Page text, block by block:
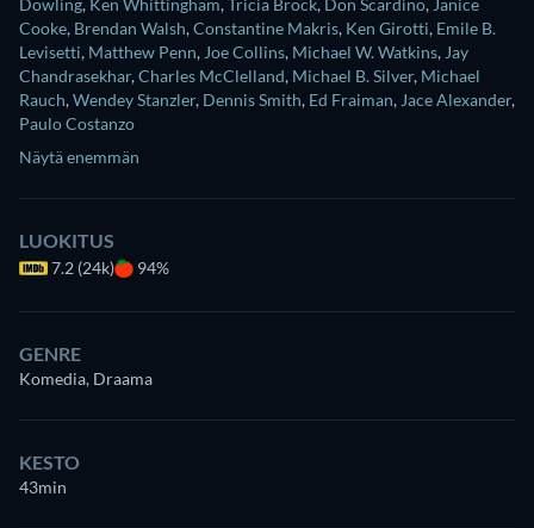
Dowling, Ken Whittingham,Tricia Brock, Don Scardino, Janice
Cooke, Brendan Walsh,Constantine Makris, Ken Girotti, Emile B.
Levisetti, Matthew Penn, Joe Collins, Michael W. Watkins, Jay
Chandrasekhar,Charles McClelland, Michael B. Silver, Michael
Rauch,Wendey Stanzler, Dennis Smith, Ed Fraiman, Jace Alexander,
Paulo Costanzo
Näytä enemmän
LUOKITUS
7.2 (24k) 94%
GENRE
Komedia, Draama
KESTO
43min